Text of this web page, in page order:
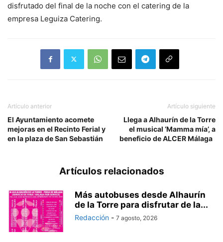
disfrutado del final de la noche con el catering de la
empresa Leguiza Catering.
Artículo anterior
El Ayuntamiento acomete
mejoras en el Recinto Ferial y
en la plaza de San Sebastián
Artículo siguiente
Llega a Alhaurín de la Torre
el musical ‘Mamma mía’, a
beneficio de ALCER Málaga
Artículos relacionados
Más autobuses desde Alhaurín
de la Torre para disfrutar de la...
Redacción - 7 agosto, 2026